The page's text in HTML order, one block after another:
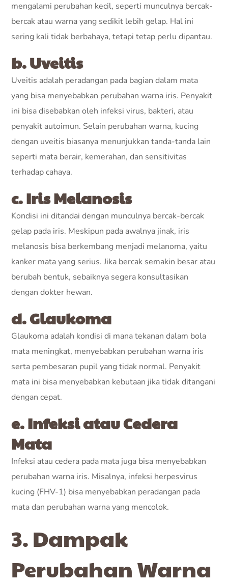
mengalami perubahan kecil, seperti munculnya bercak-
bercak atau warna yang sedikit lebih gelap. Hal ini
sering kali tidak berbahaya, tetapi tetap perlu dipantau.
b. Uveitis
Uveitis adalah peradangan pada bagian dalam mata
yang bisa menyebabkan perubahan warna iris. Penyakit
ini bisa disebabkan oleh infeksi virus, bakteri, atau
penyakit autoimun. Selain perubahan warna, kucing
dengan uveitis biasanya menunjukkan tanda-tanda lain
seperti mata berair, kemerahan, dan sensitivitas
terhadap cahaya.
c. Iris Melanosis
Kondisi ini ditandai dengan munculnya bercak-bercak
gelap pada iris. Meskipun pada awalnya jinak, iris
melanosis bisa berkembang menjadi melanoma, yaitu
kanker mata yang serius. Jika bercak semakin besar atau
berubah bentuk, sebaiknya segera konsultasikan
dengan dokter hewan.
d. Glaukoma
Glaukoma adalah kondisi di mana tekanan dalam bola
mata meningkat, menyebabkan perubahan warna iris
serta pembesaran pupil yang tidak normal. Penyakit
mata ini bisa menyebabkan kebutaan jika tidak ditangani
dengan cepat.
e. Infeksi atau Cedera
Mata
Infeksi atau cedera pada mata juga bisa menyebabkan
perubahan warna iris. Misalnya, infeksi herpesvirus
kucing (FHV-1) bisa menyebabkan peradangan pada
mata dan perubahan warna yang mencolok.
3. Dampak
Perubahan Warna